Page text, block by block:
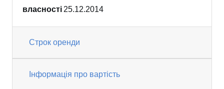
власності 25.12.2014
Строк оренди
Інформація про вартість